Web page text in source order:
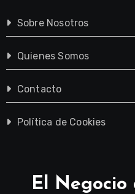
Sobre Nosotros
Quienes Somos
Contacto
Política de Cookies
El Negocio